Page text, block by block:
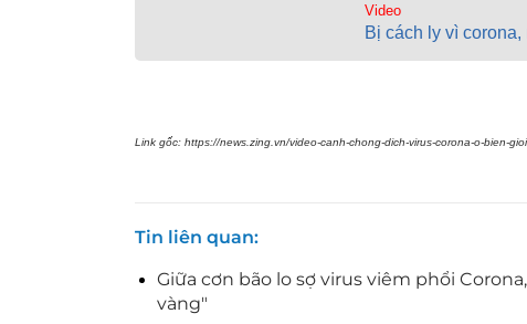
Video
Bị cách ly vì
Link gốc: https://news.zing.vn/video-canh-chong-dich-virus-corona-o-bien-
Tin liên quan
Giữa cơn bão lo sợ virus viêm phổi
vàng"